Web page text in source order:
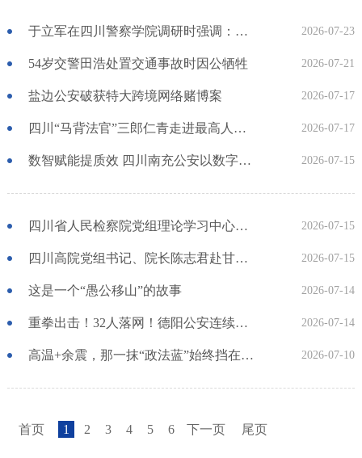
于立军在四川警察学院调研时强调：推动公安高等教育高质量发展 为四川现代化建设培养更多忠诚卫士 2026-07-23
54岁交警田浩处置交通事故时因公牺牲 2026-07-21
盐边公安破获特大跨境网络赌博案 2026-07-17
四川“马背法官”三郎仁青走进最高人民法院 分享雪域高原上的办案故事 2026-07-17
数智赋能提质效 四川南充公安以数字化办案改革驱动执法现代化 2026-07-15
四川省人民检察院党组理论学习中心组召开2026年第4次集体学习研讨会 2026-07-15
四川高院党组书记、院长陈志君赴甘孜州调研督导 2026-07-15
这是一个“愚公移山”的故事 2026-07-14
重拳出击！32人落网！德阳公安连续破获6起借世界杯赛事开设赌场案 2026-07-14
高温+余震，那一抹“政法蓝”始终挡在群众前面 2026-07-10
首页 1 2 3 4 5 6 下一页 尾页